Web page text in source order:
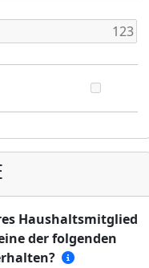
Haushaltsmitglied
der folgenden